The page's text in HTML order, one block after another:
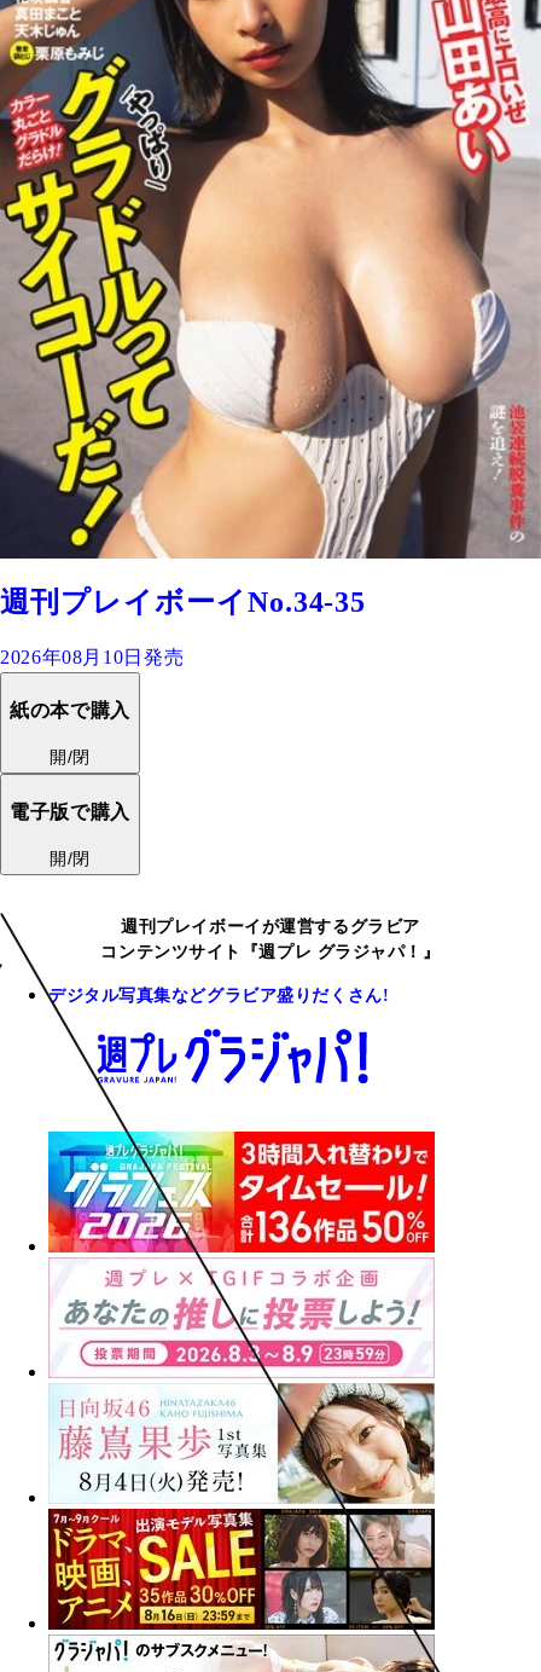
週刊プレイボーイNo.34-35
2026年08月10日発売
紙の本で購入
開/閉
電子版で購入
開/閉
週刊プレイボーイが運営するグラビア
コンテンツサイト『週プレ グラジャパ！』
デジタル写真集などグラビア盛りだくさん!